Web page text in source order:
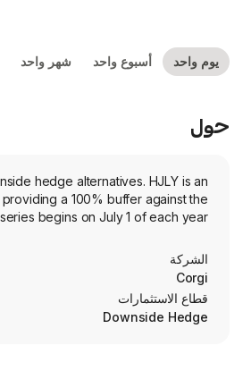
يوم واحد أسبوع واحد شهر واحد
حول
hedge alternatives. HJLY is an
a 100% buffer against the
begins on July 1 of each year.
الشركة
Corgi
قطاع الاستثمارات
Downside Hedge